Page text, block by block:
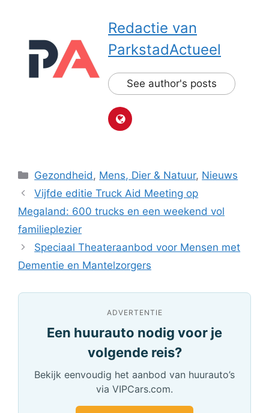
Redactie van
ParkstadActueel
See author's posts
Categorieën
Gezondheid , Mens, Dier & Natuur, Nieuws
Vijfde editie Truck Aid Meeting op
Megaland: 600 trucks en een weekend vol
familieplezier
Speciaal Theateraanbod voor Mensen met
Dementie en Mantelzorgers
ADVERTENTIE
Een huurauto nodig voor je
volgende reis?
Bekijk eenvoudig het aanbod van huurauto’s
via VIPCars.com.